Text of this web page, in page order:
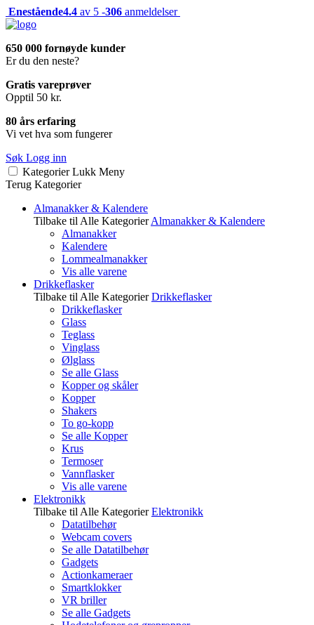
Enestående4.4 av 5 -306 anmeldelser
650 000 fornøyde kunder
Er du den neste?
Gratis vareprøver
Opptil 50 kr.
80 års erfaring
Vi vet hva som fungerer
Søk Logg inn
Kategorier Lukk Meny
Terug Kategorier
Almanakker & Kalendere
Tilbake til Alle Kategorier Almanakker & Kalendere
Almanakker
Kalendere
Lommealmanakker
Vis alle varene
Drikkeflasker
Tilbake til Alle Kategorier Drikkeflasker
Drikkeflasker
Glass
Teglass
Vinglass
Ølglass
Se alle Glass
Kopper og skåler
Kopper
Shakers
To go-kopp
Se alle Kopper
Krus
Termoser
Vannflasker
Vis alle varene
Elektronikk
Tilbake til Alle Kategorier Elektronikk
Datatilbehør
Webcam covers
Se alle Datatilbehør
Gadgets
Actionkameraer
Smartklokker
VR briller
Se alle Gadgets